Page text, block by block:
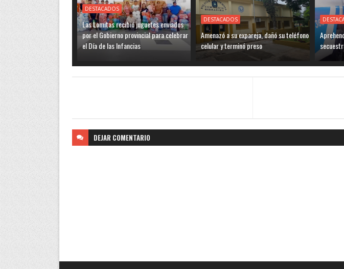
DESTACADOS
Las Lomitas recibió juguetes enviados
por el Gobierno provincial para celebrar
el Día de las Infancias
DESTACADOS
Amenazó a su expareja, dañó su teléfono
celular y terminó preso
DEJAR COMENTARIO